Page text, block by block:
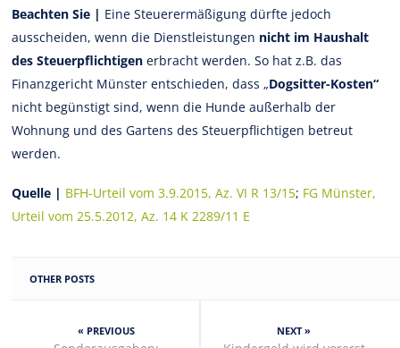
Beachten Sie | Eine Steuerermäßigung dürfte jedoch
ausscheiden, wenn die Dienstleistungen nicht im Haushalt
des Steuerpflichtigen erbracht werden. So hat z.B. das
Finanzgericht Münster entschieden, dass „Dogsitter-Kosten“
nicht begünstigt sind, wenn die Hunde außerhalb der
Wohnung und des Gartens des Steuerpflichtigen betreut
werden.
Quelle | BFH-Urteil vom 3.9.2015, Az. VI R 13/15; FG Münster,
Urteil vom 25.5.2012, Az. 14 K 2289/11 E
OTHER POSTS
« PREVIOUS NEXT »